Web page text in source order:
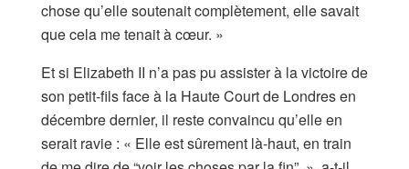
chose qu’elle soutenait complètement, elle savait
que cela me tenait à cœur. »
Et si Elizabeth II n’a pas pu assister à la victoire de
son petit-fils face à la Haute Court de Londres en
décembre dernier, il reste convaincu qu’elle en
serait ravie : « Elle est sûrement là-haut, en train